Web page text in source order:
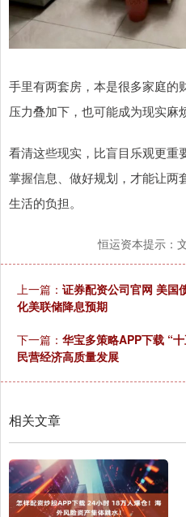
手里有两套房，本是很多家庭的
压力叠加下，也可能成为现实麻
看清这些现实，比盲目乐观更重
掌握信息、做好规划，才能让两
生活的负担。
恒运资本提示：
上一篇： 证券配资公司官网 美国
化美联储降息预期
下一篇： 华宝多策略APP下载 “
民营经济高质量发展
相关文章